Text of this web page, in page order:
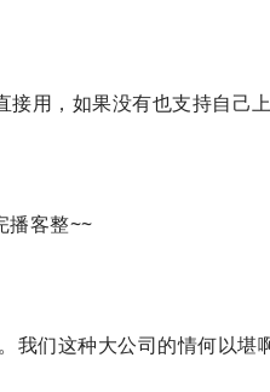
接用，如果没有也支持自己
播客整~~
我们这种大公司的情何以堪